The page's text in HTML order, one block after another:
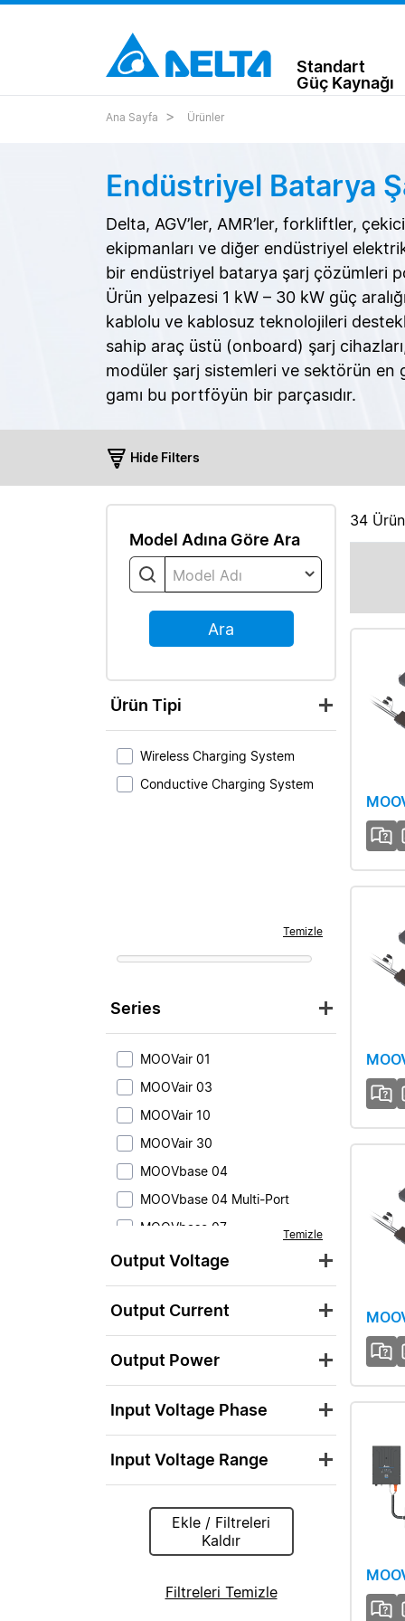
Standart
Güç Kaynağı
Ana Sayfa Ürünler
Endüstriyel Batarya
Delta, AGV’ler, AMR’ler, forkliftler,
ekipmanları ve diğer endüstriyel
bir endüstriyel batarya şarj çözümleri
Ürün yelpazesi 1 kW – 30 kW güç
kablolu ve kablosuz teknolojileri
sahip araç üstü (onboard) şarj
modüler şarj sistemleri ve sektörün en
gamı bu portföyün bir parçasıdır.
Hide Filters
Model Adına Göre Ara
Model Adı
Ara
Ürün Tipi
Wireless Charging System
Conductive Charging System
Temizle
Series
MOOVair 01
MOOVair 03
MOOVair 10
MOOVair 30
MOOVbase 04
MOOVbase 04 Multi-Port
MOOVbase 07
MOOVbase 09
MOOVbase 15
MOOVbase 30
MOOVbase PM1350 Power
Module
MOOVbase PM3000 Power
Module
Temizle
Output Voltage
Output Current
Output Power
Input Voltage Phase
Input Voltage Range
Ekle / Filtreleri
Kaldır
Filtreleri Temizle
34